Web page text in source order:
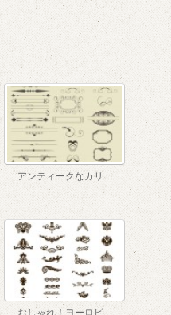
アンティークなカリ...